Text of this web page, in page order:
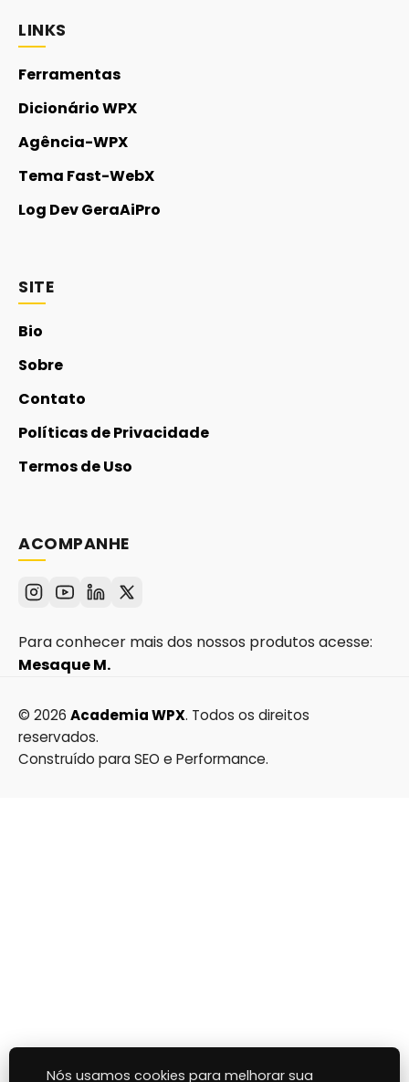
LINKS
Ferramentas
Dicionário WPX
Agência-WPX
Tema Fast-WebX
Log Dev GeraAiPro
SITE
Bio
Sobre
Contato
Políticas de Privacidade
Termos de Uso
ACOMPANHE
Para conhecer mais dos nossos produtos acesse:
Mesaque M.
© 2026 Academia WPX. Todos os direitos
reservados.
Construído para SEO e Performance.
Nós usamos cookies para melhorar sua